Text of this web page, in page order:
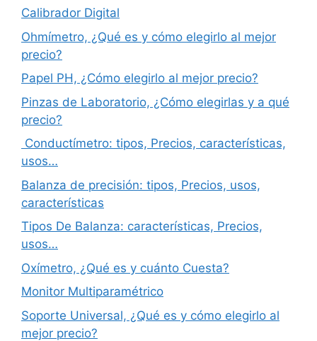
Calibrador Digital
Ohmímetro, ¿Qué es y cómo elegirlo al mejor
precio?
Papel PH, ¿Cómo elegirlo al mejor precio?
Pinzas de Laboratorio, ¿Cómo elegirlas y a qué
precio?
Conductímetro: tipos, Precios, características,
usos…
Balanza de precisión: tipos, Precios, usos,
características
Tipos De Balanza: características, Precios,
usos…
Oxímetro, ¿Qué es y cuánto Cuesta?
Monitor Multiparamétrico
Soporte Universal, ¿Qué es y cómo elegirlo al
mejor precio?